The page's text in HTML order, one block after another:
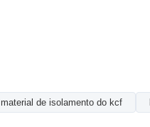
material de isolamento do kcf